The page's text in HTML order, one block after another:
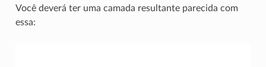
Você deverá ter uma camada resultante parecida com
essa: